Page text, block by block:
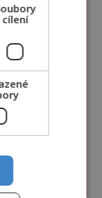
cílení